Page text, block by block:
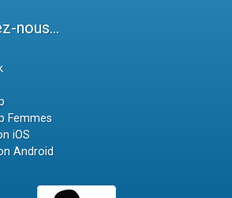
nous...
Femmes
iOS
Android